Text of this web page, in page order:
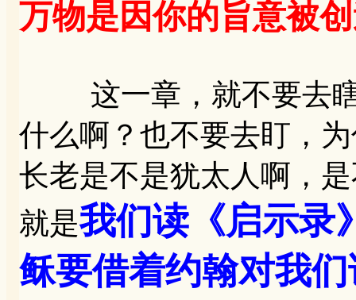
万物是因你的旨意被
这一章，就不要去瞎
什么啊？也不要去盯，
长老是不是犹太人啊，
就是我们读《启示录
稣要借着约翰对我